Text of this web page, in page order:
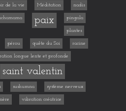
de la vie Méditation nadis
paix pingala
plantes
pérou quête du Soi racine
longue lente et profonde
saint valentin
sushumna système nerveux
vibration créatrice